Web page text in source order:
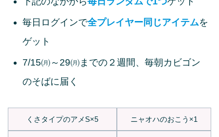
毎日ログインで全プレイヤー同じアイテムを
ゲット
7/15㈪～29㈪までの２週間、毎朝カビゴン
のそばに届く
くさタイプのアメS×5 ニャオハのおこう×1